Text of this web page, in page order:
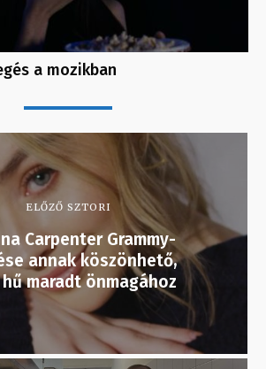
a mozikban
ELŐZŐ SZTORI
Carpenter Grammy-
annak köszönhető,
maradt önmagához